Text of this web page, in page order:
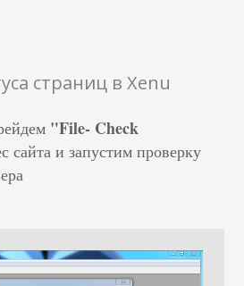
страниц в Xenu
"File- Check
сайта и запустим проверку